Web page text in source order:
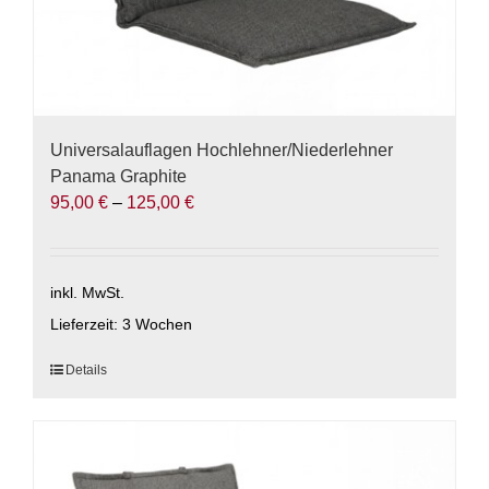
Universalauflagen Hochlehner/Niederlehner
Panama Graphite
95,00 € – 125,00 €
inkl. MwSt.
Lieferzeit: 3 Wochen
Dieses
Varianten
Details